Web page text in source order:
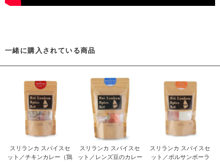
一緒に購入されている商品
スリランカ スパイスセ
ット／チキンカレー（鶏
スリランカ スパイスセ
ット／レンズ豆のカレー
スリランカ スパイスセ
ット／ポルサンボーラ